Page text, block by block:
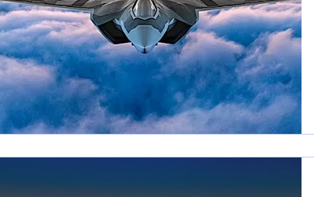
1 er avril Motorisation Défense sol-air DSA
Shenyang J-35 Bombardier Global 6500 Fret
Airbus H145M Opération militaire au Vénézuela